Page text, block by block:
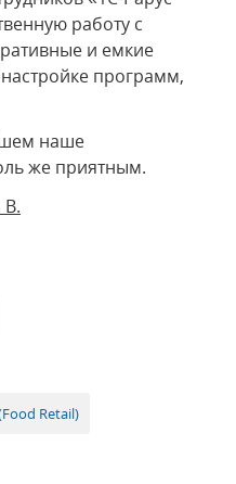
работу с
и емкие
программ,
наше
же приятным.
В.
Retail)